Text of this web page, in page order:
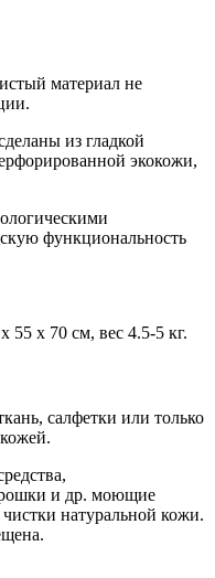
материал не
из гладкой
экокожи,
функциональность
x 70 см, вес 4.5-5 кг.
салфетки или только
и др. моющие
натуральной кожи.